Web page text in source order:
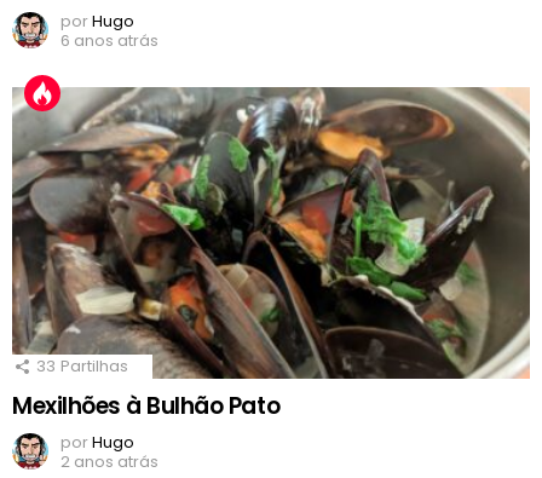
porHugo
6 anos atrás
33 Partilhas
Mexilhões à Bulhão Pato
porHugo
2 anos atrás